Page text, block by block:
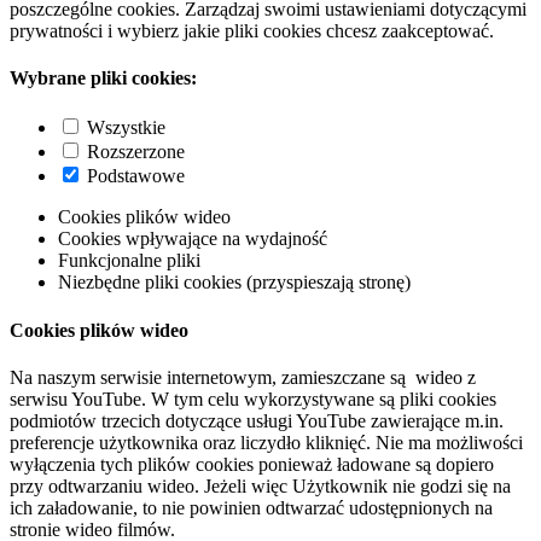
poszczególne cookies. Zarządzaj swoimi ustawieniami dotyczącymi
prywatności i wybierz jakie pliki cookies chcesz zaakceptować.
Wybrane pliki cookies:
Wszystkie
Rozszerzone
Podstawowe
Cookies plików wideo
Cookies wpływające na wydajność
Funkcjonalne pliki
Niezbędne pliki cookies (przyspieszają stronę)
Cookies plików wideo
Na naszym serwisie internetowym, zamieszczane są wideo z
serwisu YouTube. W tym celu wykorzystywane są pliki cookies
podmiotów trzecich dotyczące usługi YouTube zawierające m.in.
preferencje użytkownika oraz liczydło kliknięć. Nie ma możliwości
wyłączenia tych plików cookies ponieważ ładowane są dopiero
przy odtwarzaniu wideo. Jeżeli więc Użytkownik nie godzi się na
ich załadowanie, to nie powinien odtwarzać udostępnionych na
stronie wideo filmów.